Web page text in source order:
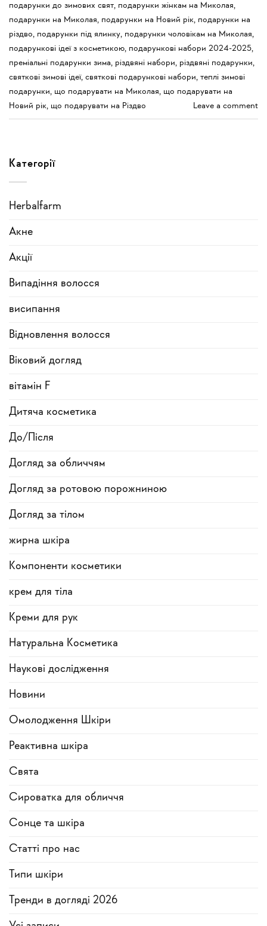
подарунки до зимових свят, подарунки жінкам на Миколая,
подарунки на Миколая, подарунки на Новий рік, подарунки на
різдво, подарунки під ялинку, подарунки чоловікам на Миколая,
подарункові ідеї з косметикою, подарункові набори 2024-2025,
преміальні подарунки зима, різдвяні набори, різдвяні подарунки,
святкові зимові ідеї, святкові подарункові набори, теплі зимові
подарунки, що подарувати на Миколая, що подарувати на
Новий рік, що подарувати на Різдво Leave a comment
Категорії
Herbalfarm
Акне
Акції
Випадіння волосся
висипання
Відновлення волосся
Віковий догляд
вітамін F
Дитяча косметика
До/Після
Догляд за обличчям
Догляд за ротовою порожниною
Догляд за тілом
жирна шкіра
Компоненти косметики
крем для тіла
Креми для рук
Натуральна Косметика
Наукові дослідження
Новини
Омолодження Шкіри
Реактивна шкіра
Свята
Сироватка для обличчя
Сонце та шкіра
Статті про нас
Типи шкіри
Тренди в догляді 2026